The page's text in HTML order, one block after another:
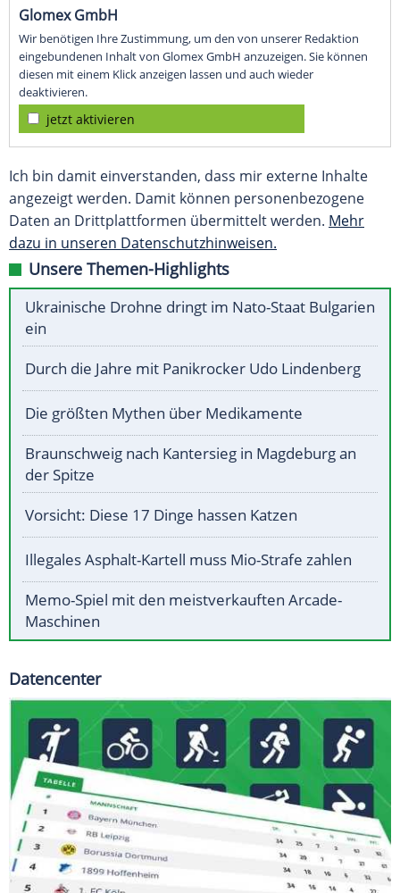
Glomex GmbH
Wir benötigen Ihre Zustimmung, um den von unserer Redaktion
eingebundenen Inhalt von Glomex GmbH anzuzeigen. Sie können
diesen mit einem Klick anzeigen lassen und auch wieder
deaktivieren.
jetzt aktivieren
Ich bin damit einverstanden, dass mir externe Inhalte
angezeigt werden. Damit können personenbezogene
Daten an Drittplattformen übermittelt werden. Mehr
dazu in unseren Datenschutzhinweisen.
Unsere Themen-Highlights
Ukrainische Drohne dringt im Nato-Staat Bulgarien
ein
Durch die Jahre mit Panikrocker Udo Lindenberg
Die größten Mythen über Medikamente
Braunschweig nach Kantersieg in Magdeburg an
der Spitze
Vorsicht: Diese 17 Dinge hassen Katzen
Illegales Asphalt-Kartell muss Mio-Strafe zahlen
Memo-Spiel mit den meistverkauften Arcade-
Maschinen
Datencenter